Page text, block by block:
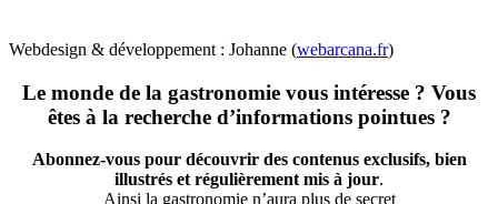
Webdesign & développement : Johanne (webarcana.fr)
Le monde de la gastronomie vous intéresse ? Vous
êtes à la recherche d’informations pointues ?
Abonnez-vous pour découvrir des contenus exclusifs, bien
illustrés et régulièrement mis à jour.
Ainsi la gastronomie n’aura plus de secret